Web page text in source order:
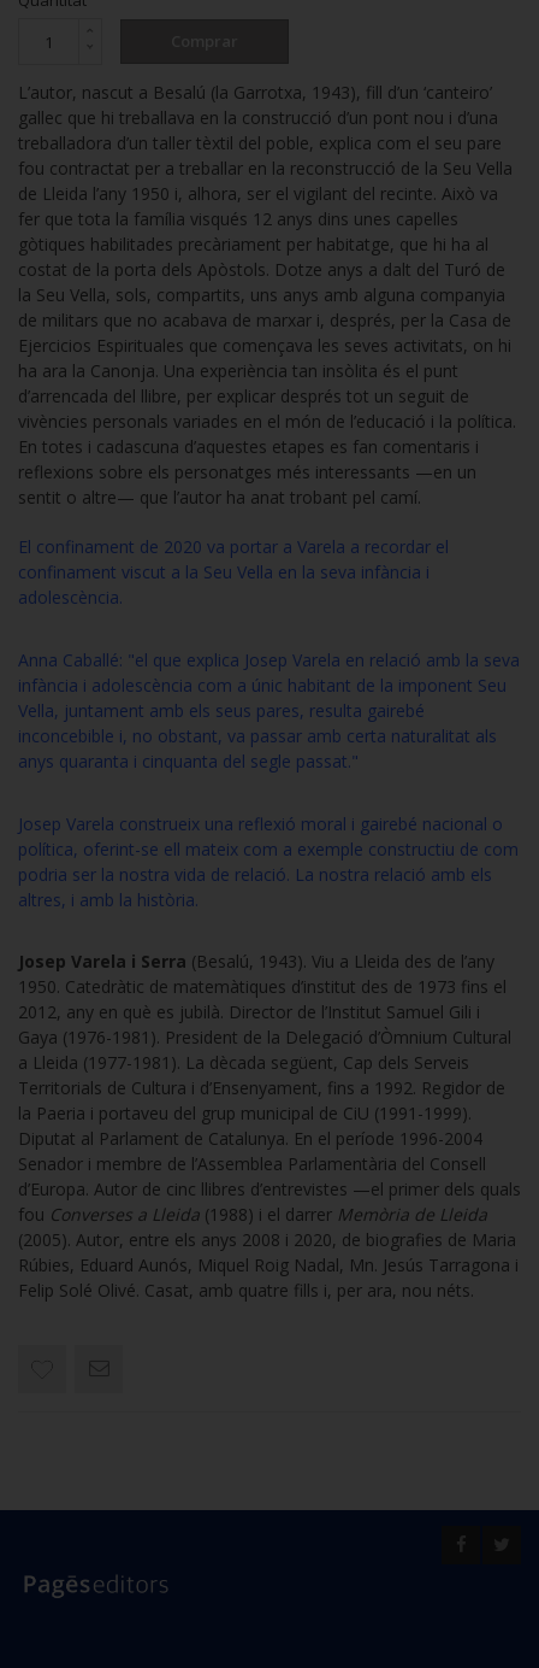
L’autor, nascut a Besalú (la Garrotxa, 1943), fill d’un ‘canteiro’
gallec que hi treballava en la construcció d’un pont nou i d’una
treballadora d’un taller tèxtil del poble, explica com el seu pare
fou contractat per a treballar en la reconstrucció de la Seu Vella
de Lleida l’any 1950 i, alhora, ser el vigilant del recinte. Això va
fer que tota la família visqués 12 anys dins unes capelles
gòtiques habilitades precàriament per habitatge, que hi ha al
costat de la porta dels Apòstols. Dotze anys a dalt del Turó de
la Seu Vella, sols, compartits, uns anys amb alguna companyia
de militars que no acabava de marxar i, després, per la Casa de
Ejercicios Espirituales que començava les seves activitats, on hi
ha ara la Canonja. Una experiència tan insòlita és el punt
d’arrencada del llibre, per explicar després tot un seguit de
vivències personals variades en el món de l’educació i la política.
En totes i cadascuna d’aquestes etapes es fan comentaris i
reflexions sobre els personatges més interessants —en un
sentit o altre— que l’autor ha anat trobant pel camí.
El confinament de 2020 va portar a Varela a recordar el
confinament viscut a la Seu Vella en la seva infància i
adolescència.
Anna Caballé: "el que explica Josep Varela en relació amb la seva
infància i adolescència com a únic habitant de la imponent Seu
Vella, juntament amb els seus pares, resulta gairebé
inconcebible i, no obstant, va passar amb certa naturalitat als
anys quaranta i cinquanta del segle passat."
Josep Varela construeix una reflexió moral i gairebé nacional o
política, oferint-se ell mateix com a exemple constructiu de com
podria ser la nostra vida de relació. La nostra relació amb els
altres, i amb la història.
Josep Varela i Serra (Besalú, 1943). Viu a Lleida des de l’any
1950. Catedràtic de matemàtiques d’institut des de 1973 fins el
2012, any en què es jubilà. Director de l’Institut Samuel Gili i
Gaya (1976-1981). President de la Delegació d’Òmnium Cultural
a Lleida (1977-1981). La dècada següent, Cap dels Serveis
Territorials de Cultura i d’Ensenyament, fins a 1992. Regidor de
la Paeria i portaveu del grup municipal de CiU (1991-1999).
Diputat al Parlament de Catalunya. En el període 1996-2004
Senador i membre de l’Assemblea Parlamentària del Consell
d’Europa. Autor de cinc llibres d’entrevistes —el primer dels quals
fou Converses a Lleida (1988) i el darrer Memòria de Lleida
(2005). Autor, entre els anys 2008 i 2020, de biografies de Maria
Rúbies, Eduard Aunós, Miquel Roig Nadal, Mn. Jesús Tarragona i
Felip Solé Olivé. Casat, amb quatre fills i, per ara, nou néts.